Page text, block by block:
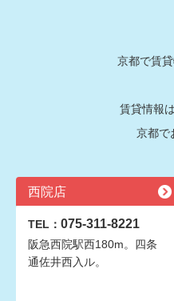
京都で賃
賃貸情報
京都で
西院店
TEL： 075-311-8221
阪急西院駅西180m。四条
通佐井西入ル。